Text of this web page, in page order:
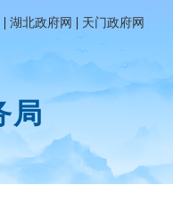
| 湖北政府网 | 天门政府网
局